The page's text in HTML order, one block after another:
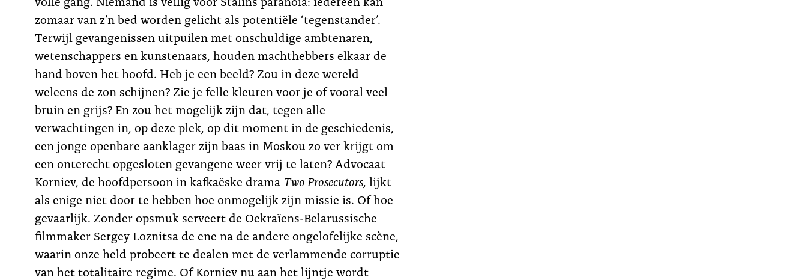
zomaar van z’n bed worden gelicht als potentiële ‘tegenstander’.
Terwijl gevangenissen uitpuilen met onschuldige ambtenaren,
wetenschappers en kunstenaars, houden machthebbers elkaar de
hand boven het hoofd. Heb je een beeld? Zou in deze wereld
weleens de zon schijnen? Zie je felle kleuren voor je of vooral veel
bruin en grijs? En zou het mogelijk zijn dat, tegen alle
verwachtingen in, op deze plek, op dit moment in de geschiedenis,
een jonge openbare aanklager zijn baas in Moskou zo ver krijgt om
een onterecht opgesloten gevangene weer vrij te laten? Advocaat
Korniev, de hoofdpersoon in kafkaëske drama Two Prosecutors, lijkt
als enige niet door te hebben hoe onmogelijk zijn missie is. Of hoe
gevaarlijk. Zonder opsmuk serveert de Oekraïens-Belarussische
filmmaker Sergey Loznitsa de ene na de andere ongelofelijke scène,
waarin onze held probeert te dealen met de verlammende corruptie
van het totalitaire regime. Of Korniev nu aan het lijntje wordt